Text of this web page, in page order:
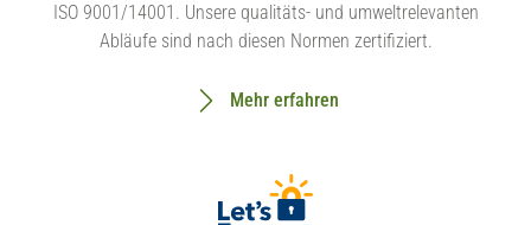
ISO 9001/14001. Unsere qualitäts- und umweltrelevanten
Abläufe sind nach diesen Normen zertifiziert.
Mehr erfahren